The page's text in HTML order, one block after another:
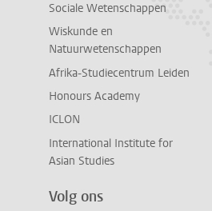
Sociale Wetenschappen
Wiskunde en
Natuurwetenschappen
Afrika-Studiecentrum Leiden
Honours Academy
ICLON
International Institute for
Asian Studies
Volg ons